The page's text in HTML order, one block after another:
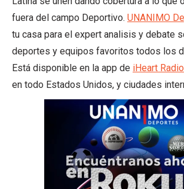
fuera del campo Deportivo. UNANIMO
tu casa para el expert analisis y debate
deportes y equipos favoritos todos los
Está disponible en la app de iHeart Radio
en todo Estados Unidos, y ciudades